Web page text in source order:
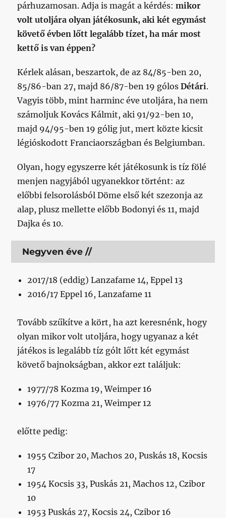
párhuzamosan. Adja is magát a kérdés:mikor
volt utoljára olyan játékosunk, aki két egymást
követő évben lőtt legalább tízet, ha már most
kettő is van éppen?
Kérlek alásan, beszartok, de az 84/85-ben 20,
85/86-ban 27, majd 86/87-ben 19 gólosDétári.
Vagyis több, mint harminc éve utoljára, ha nem
számoljuk Kovács Kálmit, aki 91/92-ben 10,
majd 94/95-ben 19 gólig jut, mert közte kicsit
légióskodott Franciaországban és Belgiumban.
Olyan, hogy egyszerre két játékosunk is tíz fölé
menjen nagyjából ugyanekkor történt: az
előbbi felsorolásból Döme első két szezonja az
alap, plusz mellette előbb Bodonyi és 11, majd
Dajka és 10.
Negyven éve //
2017/18 (eddig) Lanzafame 14, Eppel 13
2016/17 Eppel 16, Lanzafame 11
Tovább szűkítve a kört, ha azt keresnénk, hogy
olyan mikor volt utoljára, hogy ugyanaz a két
játékos is legalább tíz gólt lőtt két egymást
követő bajnokságban, akkor ezt találjuk:
1977/78 Kozma 19, Weimper 16
1976/77 Kozma 21, Weimper 12
előtte pedig:
1955 Czibor 20, Machos 20, Puskás 18, Kocsis
17
1954 Kocsis 33, Puskás 21, Machos 12, Czibor
10
1953 Puskás 27, Kocsis 24, Czibor 16